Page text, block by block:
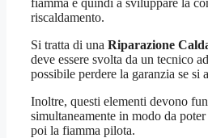
riscaldamento.
Si tratta di una Riparazione
deve essere svolta da un tecnico
possibile perdere la garanzia se si
Inoltre, questi elementi devono
simultaneamente in modo da
poi la fiamma pilota.